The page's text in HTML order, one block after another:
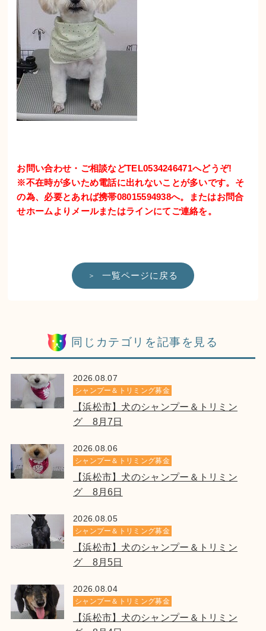
お問い合わせ・ご相談などTEL0534246471へどうぞ!
※不在時が多いため電話に出れないことが多いです。そ
の為、必要とあれば携帯08015594938へ。またはお問合
せホームよりメールまたはラインにてご連絡を。
一覧ページに戻る
同じカテゴリを記事を見る
2026.08.07
シャンプー＆トリミング募金
【浜松市】犬のシャンプー＆トリミン
グ 8月7日
2026.08.06
シャンプー＆トリミング募金
【浜松市】犬のシャンプー＆トリミン
グ 8月6日
2026.08.05
シャンプー＆トリミング募金
【浜松市】犬のシャンプー＆トリミン
グ 8月5日
2026.08.04
シャンプー＆トリミング募金
【浜松市】犬のシャンプー＆トリミン